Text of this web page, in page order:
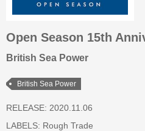
Open Season 15th
British Sea Power
British Sea Power
RELEASE: 2020.11.06
LABELS: Rough Trade